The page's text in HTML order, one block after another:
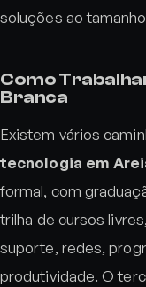
soluções ao
Como
Branca
Existem vários
tecnologia em
formal, com
trilha de cursos
suporte, redes,
produtividade. O